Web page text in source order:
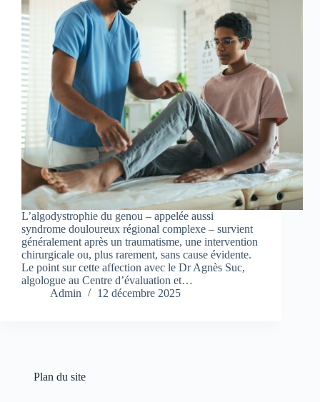
L’algodystrophie du genou – appelée aussi
syndrome douloureux régional complexe – survient
généralement après un traumatisme, une intervention
chirurgicale ou, plus rarement, sans cause évidente.
Le point sur cette affection avec le Dr Agnès Suc,
algologue au Centre d’évaluation et…
Admin
12 décembre 2025
Plan du site